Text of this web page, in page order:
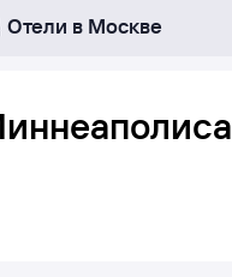
Отели в Москве